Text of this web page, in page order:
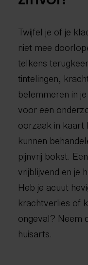
Twijfel je of je
niet mee
telkens
tintelingen,
belemmeren in
voor een
oorzaak in kaart
kunnen
pijnvrij bokst.
vrijblijvend en je
Heb je acuut
krachtverlies of
ongeval? Neem
huisarts.